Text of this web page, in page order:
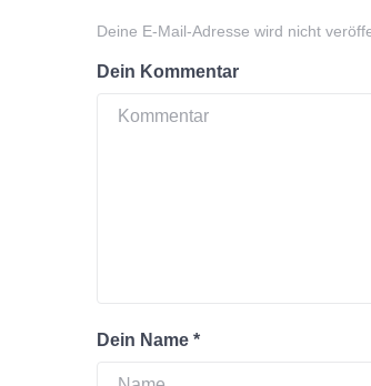
Deine E-Mail-Adresse wird nicht
Dein Kommentar
Dein Name *